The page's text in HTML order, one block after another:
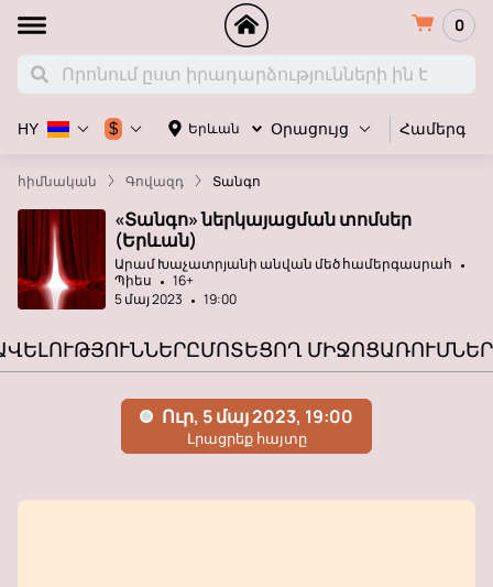
0
Երևան Օրացույց Համերգ
HY $
հիմնական Գովազդ Տանգո
«Տանգո» ներկայացման տոմսեր
(Երևան)
Արամ Խաչատրյանի անվան մեծ համերգասրահ
Պիես
16+
5 մայ 2023
19:00
ՄՈՏԵՑՈՂ ՄԻՋՈՑԱՌՈՒՄՆԵՐ